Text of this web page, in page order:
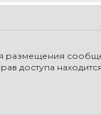
доступа